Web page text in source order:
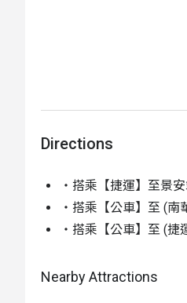
Directions
・搭乘【捷運】至景
・搭乘【公車】至 (
・搭乘【公車】至 (
Nearby Attractions